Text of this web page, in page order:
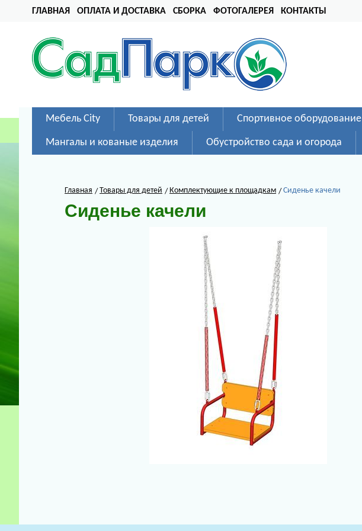
ГЛАВНАЯ ОПЛАТА И ДОСТАВКА СБОРКА ФОТОГАЛЕРЕЯ КОНТАКТЫ
Мебель City Товары для детей Спортивное оборудование
Мангалы и кованые изделия Обустройство сада и огорода
Главная Товары для детей Комплектующие к площадкам Сиденье качели
Сиденье качели